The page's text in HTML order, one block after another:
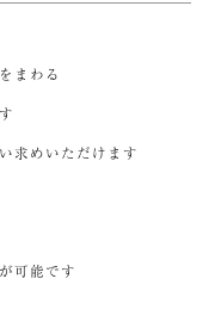
まわる
求めいただけます
可能です